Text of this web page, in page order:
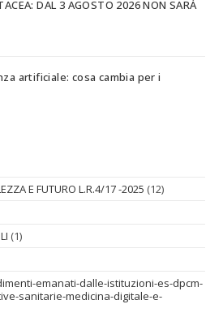
DAL 3 AGOSTO 2026 NON SARÀ
artificiale: cosa cambia per i
E FUTURO L.R.4/17 -2025 (12)
(1)
emanati-dalle-istituzioni-es-dpcm-
sanitarie-medicina-digitale-e-